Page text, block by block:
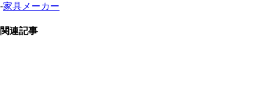
-家具メーカー
関連記事